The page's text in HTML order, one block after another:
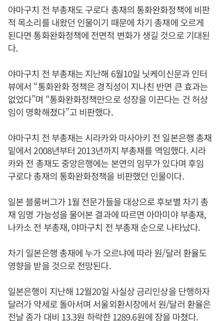
야마구치 전 부총재도 구로다 총재의 통화완화정책에 비판
적 목소리를 내왔던 인물이기 때문에 차기 총재에 오르게
된다면 통화완화정책에 전면적 변화가 생길 것으로 기대된
다.
야마구치 전 부총재는 지난해 6월10일 닛케이신문과 인터
뷰에서 “통화완화 정책은 경직성이 지나친 반면 큰 효과는
없었다”며 “통화완화정책만으로 성장을 이끈다는 건 허상
임이 명확해졌다”고 비판했다.
야마구치 전 부총재는 시라카와 마사아키 전 일본은행 총재
밑에서 2008년부터 2013년까지 부총재를 역임했다. 시라
카와 전 총재도 중앙은행에는 본연의 임무가 있다며 후임
구로다 총재의 통화완화정책을 비판했던 인물이다.
일본 블룸버그가 1월 전문가들을 대상으로 후보별 차기 총
재 임명 가능성을 물어본 결과에 따르면 아마미야 부총재,
나카소 전 부총재, 야마구치 전 부총재 순으로 나타났다.
차기 일본은행 총재에 누가 오르냐에 따라 원/달러 환율도
영향을 받을 것으로 전망된다.
일본은행이 지난해 12월20일 사실상 금리인상을 단행하자
달러가 약세로 돌아서며 서울외환시장에서 원/달러 환율은
전날 종가 대비 13.3원 하락한 1289.6원에 장을 마쳤다.